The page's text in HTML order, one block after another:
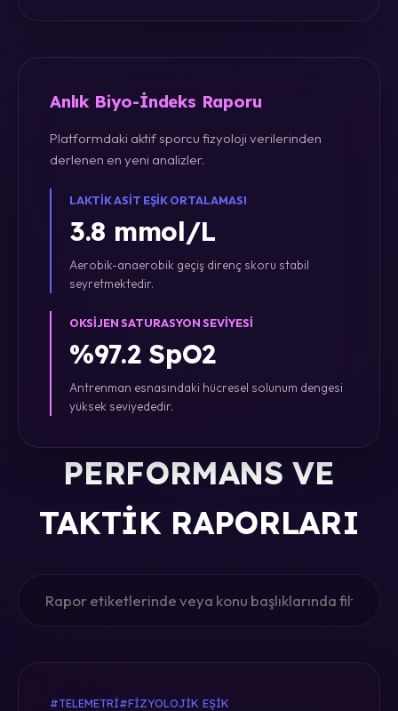
Anlık Biyo-İndeks Raporu
Platformdaki aktif sporcu fizyoloji verilerinden
derlenen en yeni analizler.
LAKTIK ASIT EŞIK ORTALAMASI
3.8 mmol/L
Aerobik-anaerobik geçiş direnç skoru stabil
seyretmektedir.
OKSIJEN SATURASYON SEVIYESI
%97.2 SpO2
Antrenman esnasındaki hücresel solunum dengesi
yüksek seviyededir.
PERFORMANS VE
TAKTIK RAPORLARI
#TELEMETRI#FIZYOLOJIK EŞIK